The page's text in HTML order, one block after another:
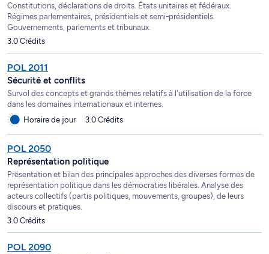
Constitutions, déclarations de droits. États unitaires et fédéraux.
Régimes parlementaires, présidentiels et semi-présidentiels.
Gouvernements, parlements et tribunaux.
3.0 Crédits
POL 2011
Sécurité et conflits
Survol des concepts et grands thèmes relatifs à l'utilisation de la force
dans les domaines internationaux et internes.
Horaire de jour
3.0 Crédits
POL 2050
Représentation politique
Présentation et bilan des principales approches des diverses formes de
représentation politique dans les démocraties libérales. Analyse des
acteurs collectifs (partis politiques, mouvements, groupes), de leurs
discours et pratiques.
3.0 Crédits
POL 2090